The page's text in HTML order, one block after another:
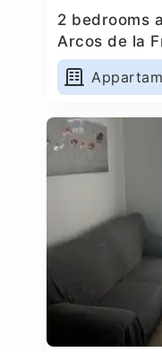
2 bedrooms
Arcos de la